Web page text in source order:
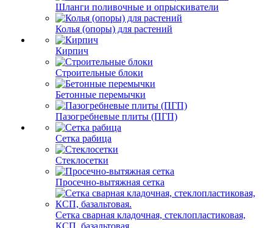
Шланги поливочные и опрыскиватели
Колья (опоры) для растений
Кирпич
Строительные блоки
Бетонные перемычки
Пазогребневые плиты (ПГП)
Сетка рабица
Стеклосетки
Просечно-вытяжная сетка
Сетка сварная кладочная, стеклопластиковая,
КСП, базальтовая.